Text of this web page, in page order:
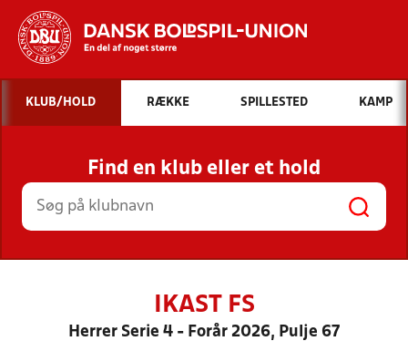
Hvad vil du søge efter?
INDHOLD OG NYHEDER
STILLINGER, RESULTATER, KLUBBER OG
HOLD
KLUB/HOLD RÆKKE SPILLESTED KAMP
Find en klub eller et hold
IKAST FS
Herrer Serie 4 - Forår 2026, Pulje 67